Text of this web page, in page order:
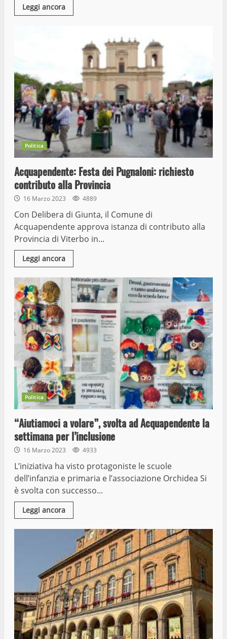
Leggi ancora
Politica
Acquapendente: Festa dei Pugnaloni: richiesto
contributo alla Provincia
16 Marzo 2023 4889
Con Delibera di Giunta, il Comune di
Acquapendente approva istanza di contributo alla
Provincia di Viterbo in...
Leggi ancora
Politica
“Aiutiamoci a volare”, svolta ad Acquapendente la
settimana per l’inclusione
16 Marzo 2023 4933
L’iniziativa ha visto protagoniste le scuole
dell’infanzia e primaria e l’associazione Orchidea Si
è svolta con successo...
Leggi ancora